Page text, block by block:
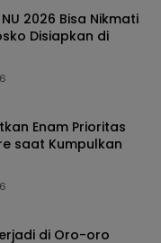
2026 Bisa Nikmati
Disiapkan di
Enam Prioritas
saat Kumpulkan
di Oro-oro